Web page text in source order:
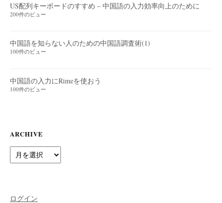
US配列キーボードのすすめ – 中国語の入力効率向上のために
200件のビュー
中国語を知らない人のための中国語調査術(1)
100件のビュー
中国語の入力にRimeを使おう
100件のビュー
ARCHIVE
Archive
ログイン